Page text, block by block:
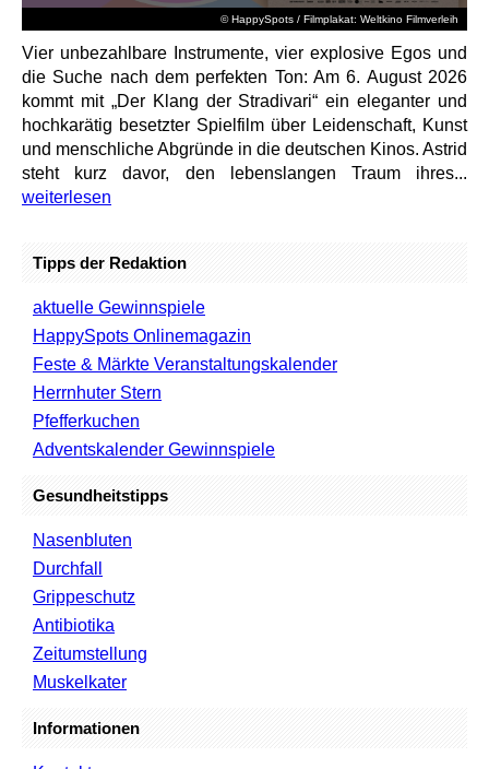
© HappySpots / Filmplakat: Weltkino Filmverleih
Vier unbezahlbare Instrumente, vier explosive Egos und
die Suche nach dem perfekten Ton: Am 6. August 2026
kommt mit „Der Klang der Stradivari“ ein eleganter und
hochkarätig besetzter Spielfilm über Leidenschaft, Kunst
und menschliche Abgründe in die deutschen Kinos. Astrid
steht kurz davor, den lebenslangen Traum ihres...
weiterlesen
Tipps der Redaktion
aktuelle Gewinnspiele
HappySpots Onlinemagazin
Feste & Märkte Veranstaltungskalender
Herrnhuter Stern
Pfefferkuchen
Adventskalender Gewinnspiele
Gesundheitstipps
Nasenbluten
Durchfall
Grippeschutz
Antibiotika
Zeitumstellung
Muskelkater
Informationen